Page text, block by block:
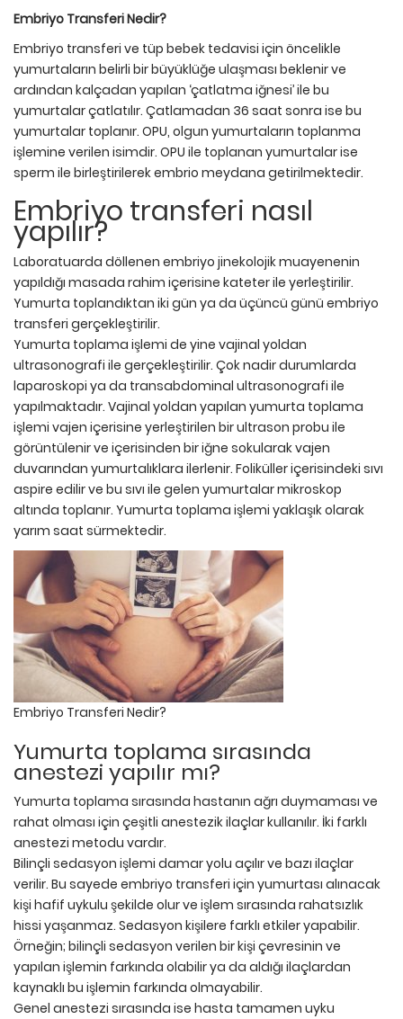
Embriyo Transferi Nedir?
Embriyo transferi ve tüp bebek tedavisi için öncelikle
yumurtaların belirli bir büyüklüğe ulaşması beklenir ve
ardından kalçadan yapılan ‘çatlatma iğnesi’ ile bu
yumurtalar çatlatılır. Çatlamadan 36 saat sonra ise bu
yumurtalar toplanır. OPU, olgun yumurtaların toplanma
işlemine verilen isimdir. OPU ile toplanan yumurtalar ise
sperm ile birleştirilerek embrio meydana getirilmektedir.
Embriyo transferi nasıl
yapılır?
Laboratuarda döllenen embriyo jinekolojik muayenenin
yapıldığı masada rahim içerisine kateter ile yerleştirilir.
Yumurta toplandıktan iki gün ya da üçüncü günü embriyo
transferi gerçekleştirilir.
Yumurta toplama işlemi de yine vajinal yoldan
ultrasonografi ile gerçekleştirilir. Çok nadir durumlarda
laparoskopi ya da transabdominal ultrasonografi ile
yapılmaktadır. Vajinal yoldan yapılan yumurta toplama
işlemi vajen içerisine yerleştirilen bir ultrason probu ile
görüntülenir ve içerisinden bir iğne sokularak vajen
duvarından yumurtalıklara ilerlenir. Foliküller içerisindeki sıvı
aspire edilir ve bu sıvı ile gelen yumurtalar mikroskop
altında toplanır. Yumurta toplama işlemi yaklaşık olarak
yarım saat sürmektedir.
Embriyo Transferi Nedir?
Yumurta toplama sırasında
anestezi yapılır mı?
Yumurta toplama sırasında hastanın ağrı duymaması ve
rahat olması için çeşitli anestezik ilaçlar kullanılır. İki farklı
anestezi metodu vardır.
Bilinçli sedasyon işlemi damar yolu açılır ve bazı ilaçlar
verilir. Bu sayede embriyo transferi için yumurtası alınacak
kişi hafif uykulu şekilde olur ve işlem sırasında rahatsızlık
hissi yaşanmaz. Sedasyon kişilere farklı etkiler yapabilir.
Örneğin; bilinçli sedasyon verilen bir kişi çevresinin ve
yapılan işlemin farkında olabilir ya da aldığı ilaçlardan
kaynaklı bu işlemin farkında olmayabilir.
Genel anestezi sırasında ise hasta tamamen uyku